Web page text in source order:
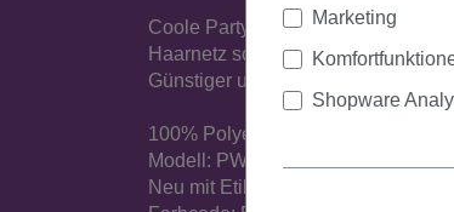
Coole Party-Perücke aus
Haarnetz sorgen für ein
Günstiger und diskreter Versand.
100% Polyester
Modell: PW0114
Neu mit Etikett
Marketing
Shopware